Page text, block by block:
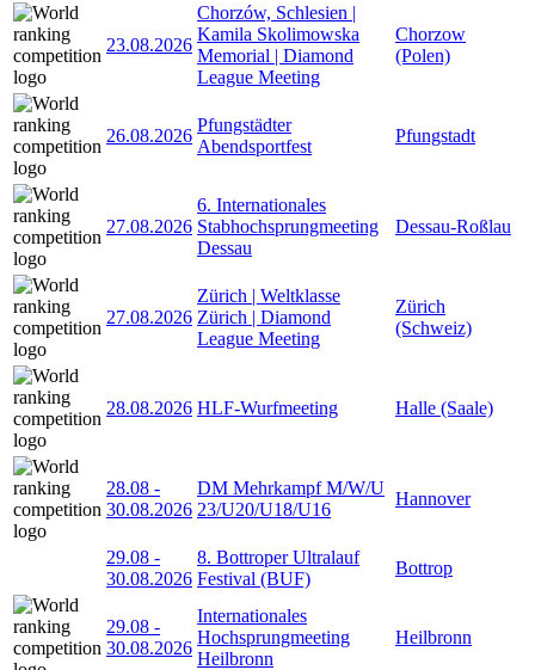
23.08.2026
Chorzów, Schlesien |
Kamila Skolimowska
Memorial | Diamond
League Meeting
Chorzow
(Polen)
26.08.2026
Pfungstädter
Abendsportfest
Pfungstadt
27.08.2026
6. Internationales
Stabhochsprungmeeting
Dessau
Dessau-Roßlau
27.08.2026
Zürich | Weltklasse
Zürich | Diamond
League Meeting
Zürich
(Schweiz)
28.08.2026 HLF-Wurfmeeting Halle (Saale)
28.08 -
30.08.2026
DM Mehrkampf M/W/U
23/U20/U18/U16
Hannover
29.08 -
30.08.2026
8. Bottroper Ultralauf
Festival (BUF)
Bottrop
29.08 -
30.08.2026
Internationales
Hochsprungmeeting
Heilbronn
Heilbronn